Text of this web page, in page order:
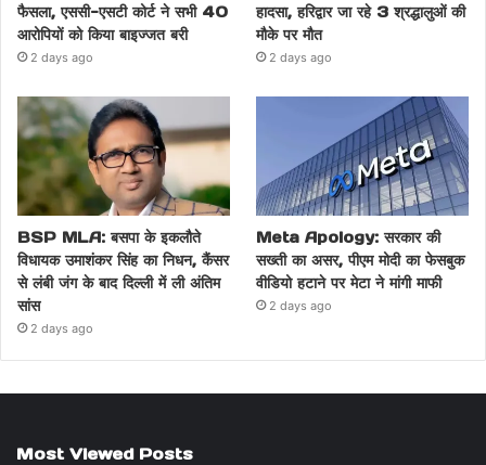
फैसला, एससी-एसटी कोर्ट ने सभी 40
आरोपियों को किया बाइज्जत बरी
2 days ago
हादसा, हरिद्वार जा रहे 3 श्रद्धालुओं की
मौके पर मौत
2 days ago
BSP MLA: बसपा के इकलौते
विधायक उमाशंकर सिंह का निधन, कैंसर
से लंबी जंग के बाद दिल्ली में ली अंतिम
सांस
2 days ago
Meta Apology: सरकार की
सख्ती का असर, पीएम मोदी का फेसबुक
वीडियो हटाने पर मेटा ने मांगी माफी
2 days ago
Most Viewed Posts